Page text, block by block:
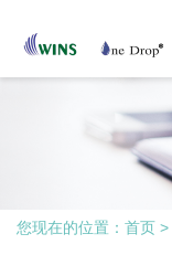
您现在的位置： 首页 >